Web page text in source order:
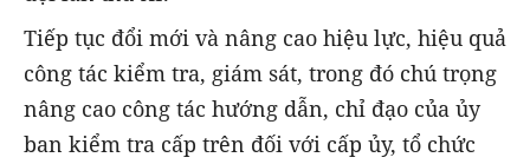
Tiếp tục đổi mới và nâng cao hiệu lực, hiệu quả
công tác kiểm tra, giám sát, trong đó chú trọng
nâng cao công tác hướng dẫn, chỉ đạo của ủy
ban kiểm tra cấp trên đối với cấp ủy, tổ chức